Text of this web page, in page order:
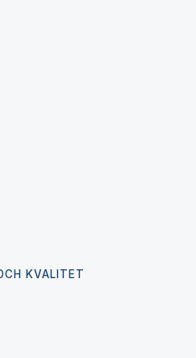
KVALITET